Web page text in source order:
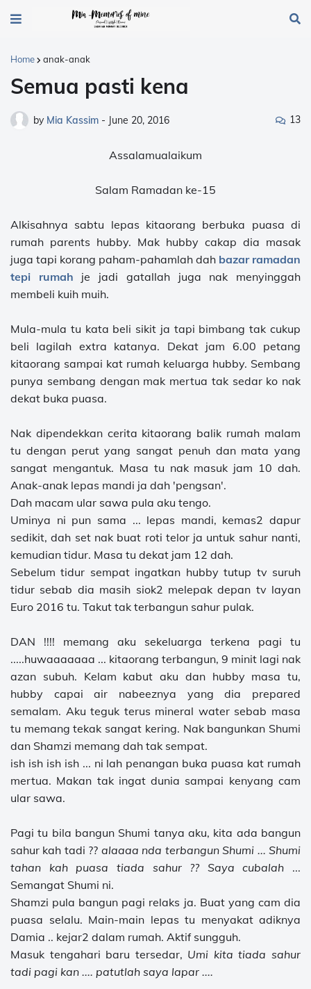
Home anak-anak
Semua pasti kena
by Mia Kassim - June 20, 2016 13
Assalamualaikum
Salam Ramadan ke-15
Alkisahnya sabtu lepas kitaorang berbuka puasa di
rumah parents hubby. Mak hubby cakap dia masak
juga tapi korang paham-pahamlah dah bazar ramadan
tepi rumah
je jadi gatallah juga nak menyinggah
membeli kuih muih.
Mula-mula tu kata beli sikit ja tapi bimbang tak cukup
beli lagilah extra katanya. Dekat jam 6.00 petang
kitaorang sampai kat rumah keluarga hubby. Sembang
punya sembang dengan mak mertua tak sedar ko nak
dekat buka puasa.
Nak dipendekkan cerita kitaorang balik rumah malam
tu dengan perut yang sangat penuh dan mata yang
sangat mengantuk. Masa tu nak masuk jam 10 dah.
Anak-anak lepas mandi ja dah 'pengsan'.
Dah macam ular sawa pula aku tengo.
Uminya ni pun sama ... lepas mandi, kemas2 dapur
sedikit, dah set nak buat roti telor ja untuk sahur nanti,
kemudian tidur. Masa tu dekat jam 12 dah.
Sebelum tidur sempat ingatkan hubby tutup tv suruh
tidur sebab dia masih siok2 melepak depan tv layan
Euro 2016 tu. Takut tak terbangun sahur pulak.
DAN !!!! memang aku sekeluarga terkena pagi tu
.....huwaaaaaaa ... kitaorang terbangun, 9 minit lagi nak
azan subuh. Kelam kabut aku dan hubby masa tu,
hubby capai air nabeeznya yang dia prepared
semalam. Aku teguk terus mineral water sebab masa
tu memang tekak sangat kering. Nak bangunkan Shumi
dan Shamzi memang dah tak sempat.
ish ish ish ish ... ni lah penangan buka puasa kat rumah
mertua. Makan tak ingat dunia sampai kenyang cam
ular sawa.
Pagi tu bila bangun Shumi tanya aku, kita ada bangun
sahur kah tadi ?? alaaaa nda terbangun Shumi ... Shumi
tahan kah puasa tiada sahur ?? Saya cubalah ...
Semangat Shumi ni.
Shamzi pula bangun pagi relaks ja. Buat yang cam dia
puasa selalu. Main-main lepas tu menyakat adiknya
Damia .. kejar2 dalam rumah. Aktif sungguh.
Masuk tengahari baru tersedar, Umi kita tiada sahur
tadi pagi kan .... patutlah saya lapar ....